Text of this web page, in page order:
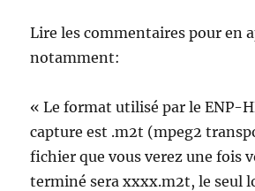
Lire les commentaires pour en
notamment:
« Le format utilisé par le ENP-
capture est .m2t (mpeg2
fichier que vous verez une fois
terminé sera xxxx.m2t, le seul